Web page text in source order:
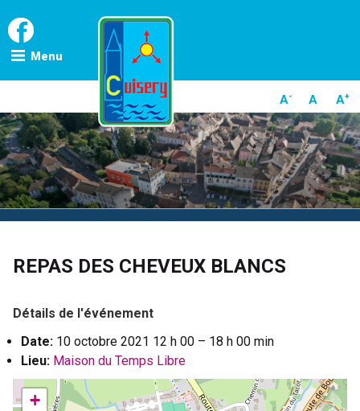
to
content
A- A A+
Menu
REPAS DES CHEVEUX BLANCS
Détails de l'événement
Date: 10 octobre 2021 12 h 00 – 18 h 00 min
Lieu: Maison du Temps Libre
+